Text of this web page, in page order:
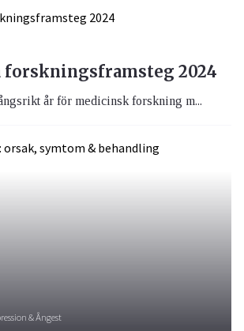
2024
år för medicinsk forskning m...
& Ångest